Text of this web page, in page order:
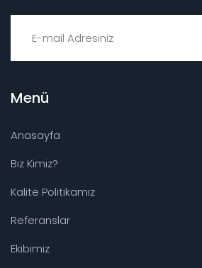
Menü
Anasayfa
Biz Kimiz?
Kalite Politikamız
Referanslar
Ekibimiz